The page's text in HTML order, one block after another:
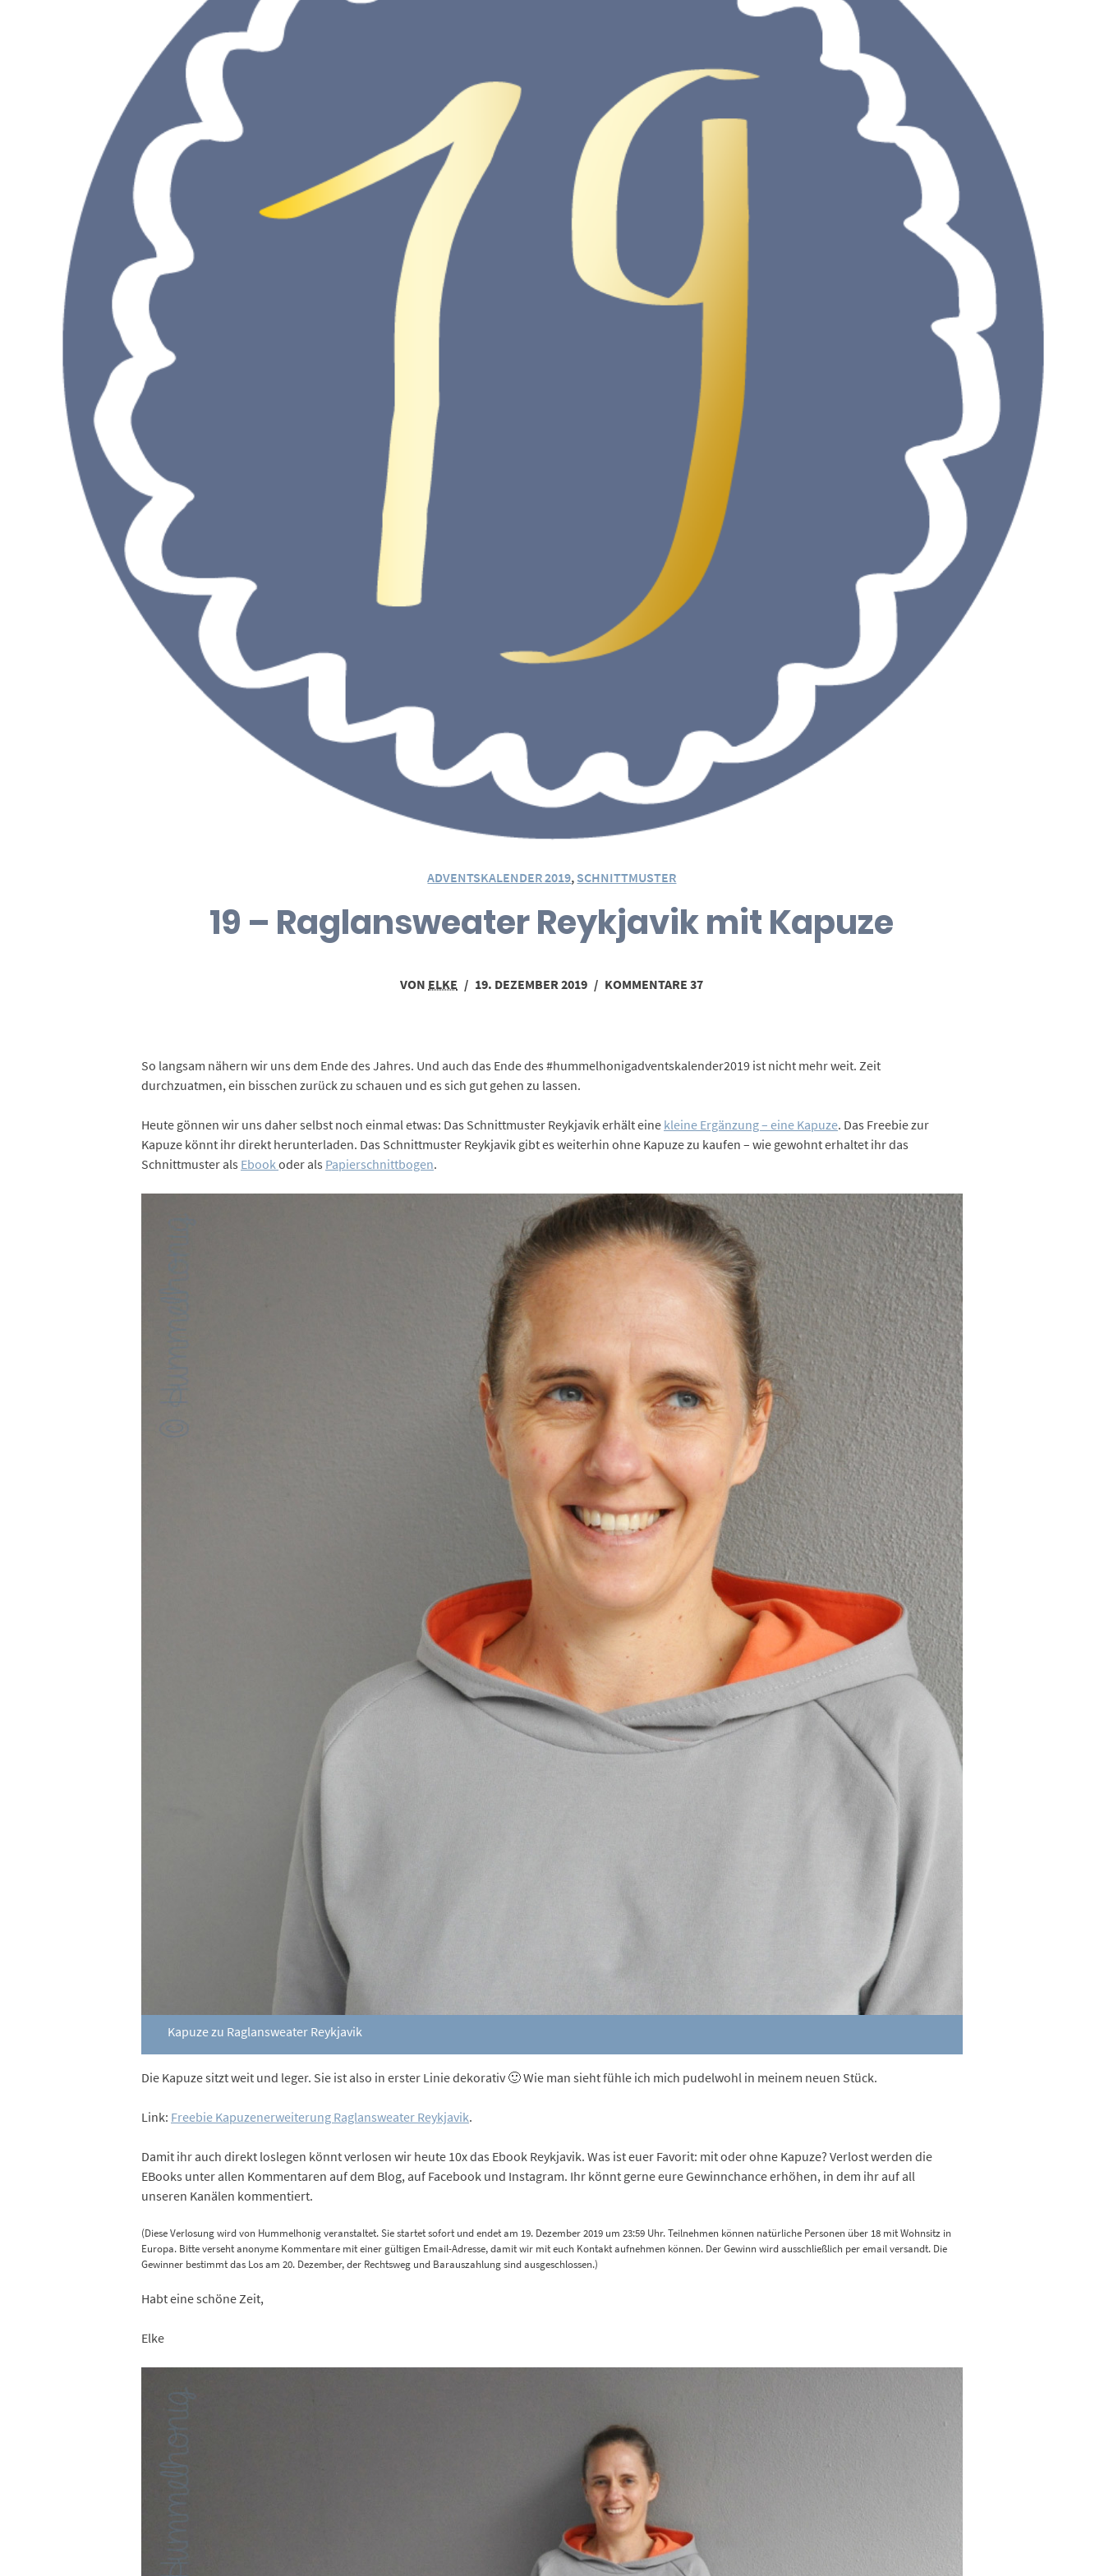
ADVENTSKALENDER 2019, SCHNITTMUSTER
19 – Raglansweater Reykjavik mit Kapuze
VON ELKE / 19. DEZEMBER 2019 / KOMMENTARE 37
So langsam nähern wir uns dem Ende des Jahres. Und auch das Ende des #hummelhonigadventskalender2019 ist nicht mehr weit. Zeit
durchzuatmen, ein bisschen zurück zu schauen und es sich gut gehen zu lassen.
Heute gönnen wir uns daher selbst noch einmal etwas: Das Schnittmuster Reykjavik erhält eine kleine Ergänzung – eine Kapuze. Das Freebie zur
Kapuze könnt ihr direkt herunterladen. Das Schnittmuster Reykjavik gibt es weiterhin ohne Kapuze zu kaufen – wie gewohnt erhaltet ihr das
Schnittmuster als Ebookoder als Papierschnittbogen.
Kapuze zu Raglansweater Reykjavik
Die Kapuze sitzt weit und leger. Sie ist also in erster Linie dekorativ 🙂 Wie man sieht fühle ich mich pudelwohl in meinem neuen Stück.
Link: Freebie Kapuzenerweiterung Raglansweater Reykjavik.
Damit ihr auch direkt loslegen könnt verlosen wir heute 10x das Ebook Reykjavik. Was ist euer Favorit: mit oder ohne Kapuze? Verlost werden die
EBooks unter allen Kommentaren auf dem Blog, auf Facebook und Instagram. Ihr könnt gerne eure Gewinnchance erhöhen, in dem ihr auf all
unseren Kanälen kommentiert.
(Diese Verlosung wird von Hummelhonig veranstaltet. Sie startet sofort und endet am 19. Dezember 2019 um 23:59 Uhr. Teilnehmen können natürliche Personen über 18 mit Wohnsitz in
Europa. Bitte verseht anonyme Kommentare mit einer gültigen Email-Adresse, damit wir mit euch Kontakt aufnehmen können. Der Gewinn wird ausschließlich per email versandt. Die
Gewinner bestimmt das Los am 20. Dezember, der Rechtsweg und Barauszahlung sind ausgeschlossen.)
Habt eine schöne Zeit,
Elke